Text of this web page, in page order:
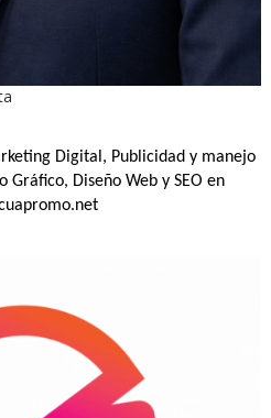
Digital, Publicidad y manejo
Gráfico, Diseño Web y SEO en